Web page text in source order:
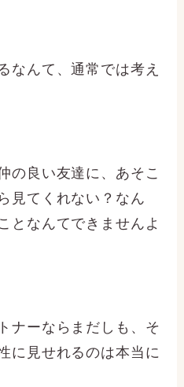
なんて、通常では考え
の良い友達に、あそこ
見てくれない？なん
となんてできませんよ
ナーならまだしも、そ
に見せれるのは本当に